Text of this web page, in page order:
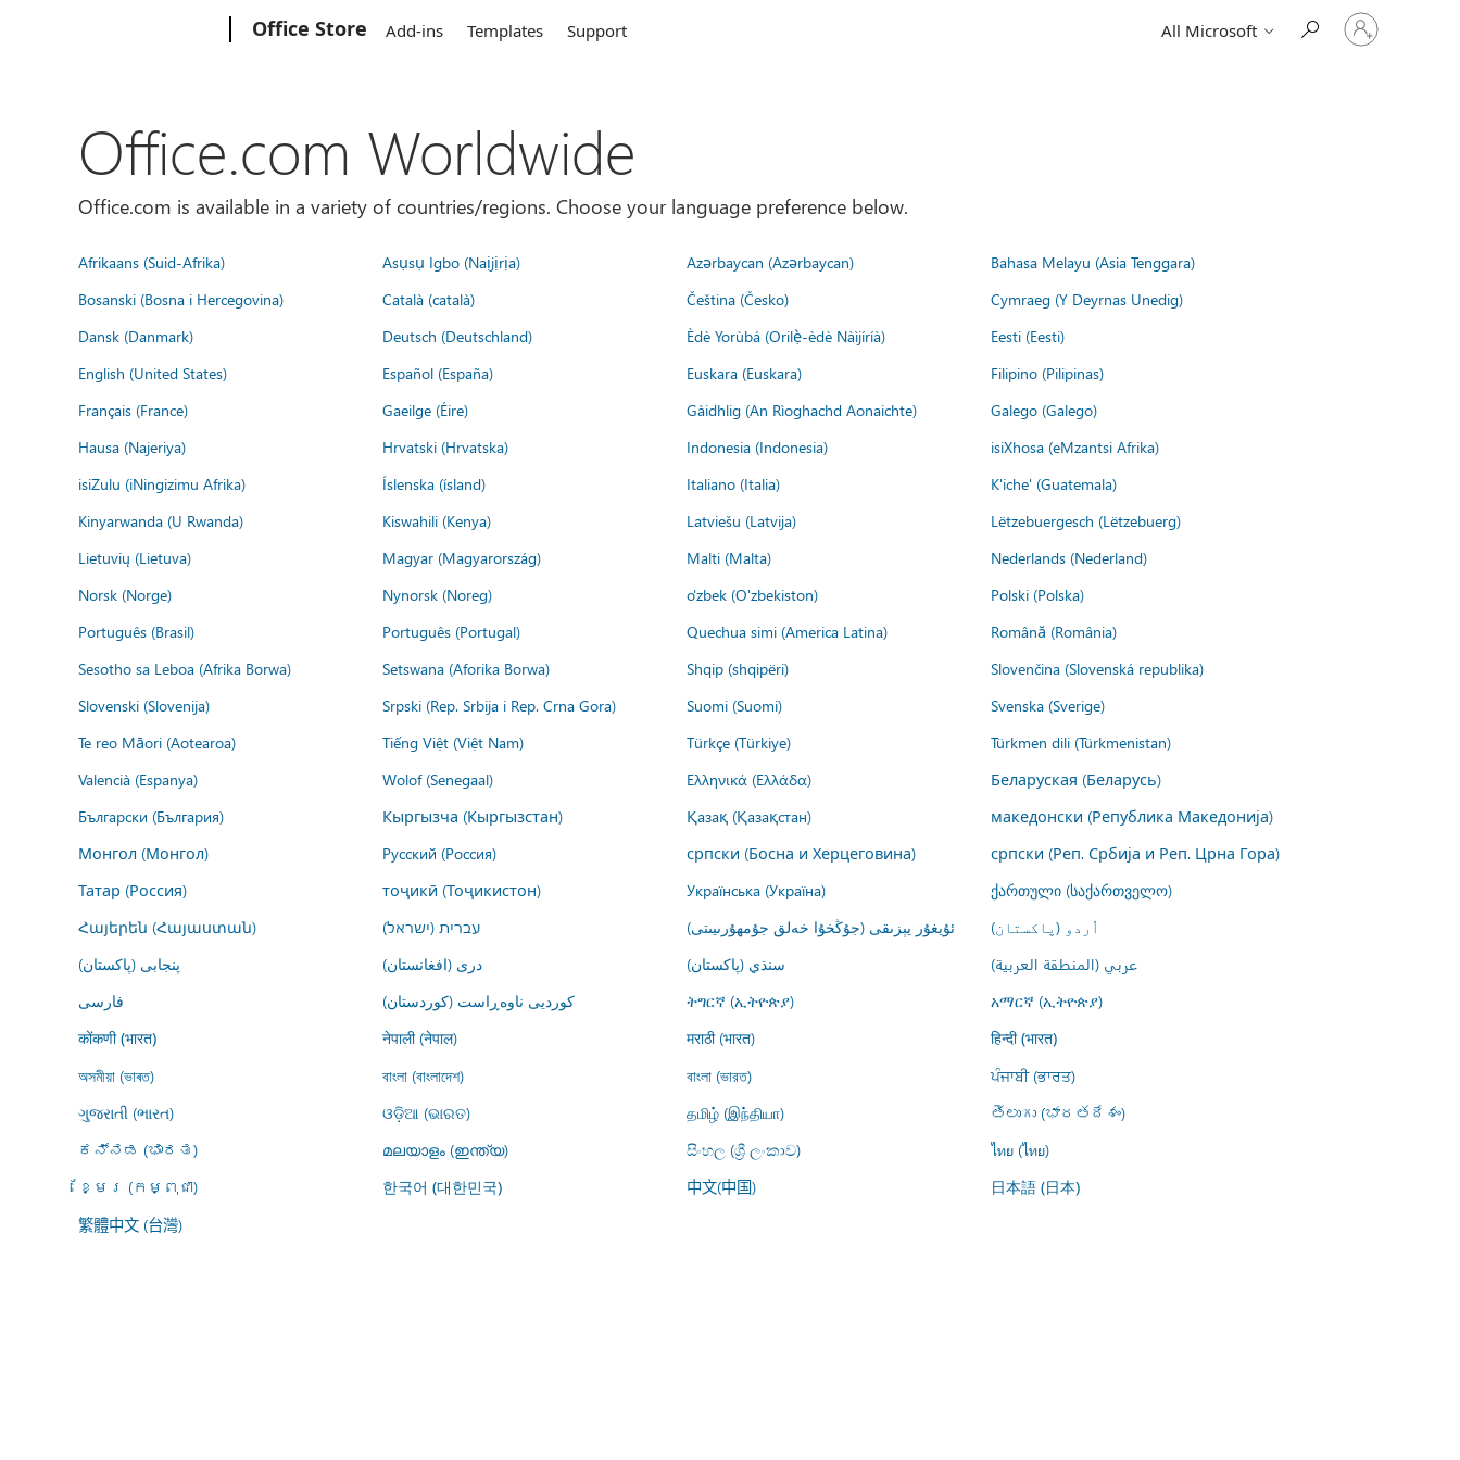
Office Store Add-ins Templates Support All Microsoft
Sign
in
Office.com Worldwide
Office.com is available in a variety of countries/regions. Choose your language preference below.
Afrikaans (Suid-Afrika) Asụsụ Igbo (Naịjịrịa) Azərbaycan (Azərbaycan)
Bahasa Melayu (Asia Tenggara)
Bosanski (Bosna i Hercegovina)
Català (català) Čeština (Česko)
Cymraeg (Y Deyrnas Unedig)
Dansk (Danmark)
Deutsch (Deutschland) Èdè Yorùbá (Orilẹ̀-èdè Nàìjíríà)
Eesti (Eesti)
English (United States)
Español (España) Euskara (Euskara)
Filipino (Pilipinas)
Français (France)
Gaeilge (Éire) Gàidhlig (An Rìoghachd Aonaichte)
Galego (Galego)
Hausa (Najeriya)
Hrvatski (Hrvatska) Indonesia (Indonesia)
isiXhosa (eMzantsi Afrika)
isiZulu (iNingizimu Afrika)
Íslenska (ísland) Italiano (Italia)
K'iche' (Guatemala)
Kinyarwanda (U Rwanda)
Kiswahili (Kenya) Latviešu (Latvija)
Lëtzebuergesch (Lëtzebuerg)
Lietuvių (Lietuva)
Magyar (Magyarország) Malti (Malta)
Nederlands (Nederland)
Norsk (Norge)
Nynorsk (Noreg) o'zbek (O'zbekiston)
Polski (Polska)
Português (Brasil)
Português (Portugal) Quechua simi (America Latina)
Română (România)
Sesotho sa Leboa (Afrika Borwa)
Setswana (Aforika Borwa) Shqip (shqipëri)
Slovenčina (Slovenská republika)
Slovenski (Slovenija)
Srpski (Rep. Srbija i Rep. Crna Gora) Suomi (Suomi)
Svenska (Sverige)
Te reo Māori (Aotearoa)
Tiếng Việt (Việt Nam) Türkçe (Türkiye)
Türkmen dili (Türkmenistan)
Valencià (Espanya)
Wolof (Senegaal) Ελληνικά (Ελλάδα)
Беларуская (Беларусь)
Български (България)
Кыргызча (Кыргызстан) Қазақ (Қазақстан)
македонски (Република Македонија)
Монгол (Монгол)
Русский (Россия) српски (Босна и Херцеговина)
српски (Реп. Србија и Реп. Црна Гора)
Татар (Россия)
тоҷикӣ (Тоҷикистон) Українська (Україна)
ქართული (საქართველო)
Հայերեն (Հայաստան)
עברית (ישראל) ئۇيغۇر يېزىقى (جۇڭخۇا خەلق جۇمھۇرىيىتى)
اُردو (پاکستان)
پنجابی (پاکستان)
درى (افغانستان) سنڌي (پاکستان)
عربي (المنطقة العربية)
فارسى
کوردیی ناوەڕاست (کوردستان) ትግርኛ (ኢትዮጵያ) አማርኛ (ኢትዮጵያ)
कोंकणी (भारत) नेपाली (नेपाल) मराठी (भारत) हिन्दी (भारत)
অসমীয়া (ভাৰত) বাংলা (বাংলাদেশ) বাংলা (ভারত)
ਪੰਜਾਬੀ (ਭਾਰਤ)
ગુજરાતી (ભારત)
ଓଡ଼ିଆ (ଭାରତ) தமிழ் (இந்தியா)
తెలుగు (భారతదేశం)
ಕನ್ನಡ (ಭಾರತ)
മലയാളം (ഇന്ത്യ) සිංහල (ශ්‍රී ලංකාව)
ไทย (ไทย)
ខ្មែរ (កម្ពុជា)
한국어 (대한민국) 中文(中国) 日本語 (日本)
繁體中文 (台灣)